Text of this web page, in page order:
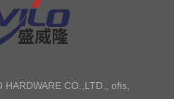
HARDWARE CO.,LTD., ofis,